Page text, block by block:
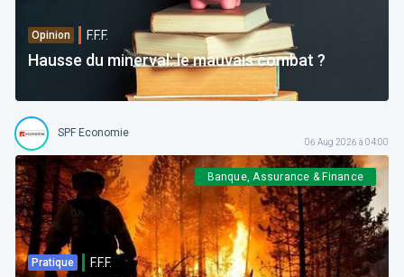
Opinion F.F.F.
Hausse du minerval: le mauvais combat ?
SPF Economie
06 Aug 2026 à 04:00
Banque, Assurance & Finance
Pratique F.F.F.